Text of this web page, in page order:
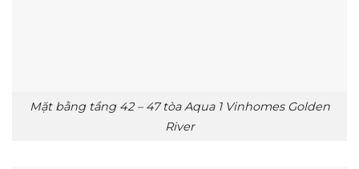
Mặt bằng tầng 42 – 47 tòa Aqua 1 Vinhomes Golden
River